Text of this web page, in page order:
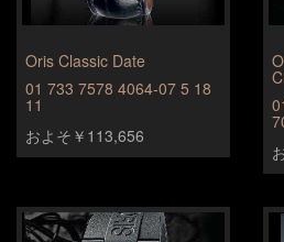
Oris Classic Date
01 733 7578 4064-07 5 18
11
およそ￥113,656